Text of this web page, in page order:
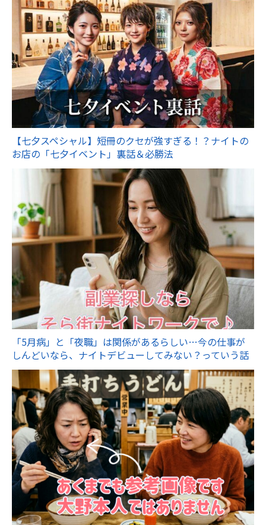
【七夕スペシャル】短冊のクセが強すぎる！？ナイトの
お店の「七夕イベント」裏話＆必勝法
「5月病」と「夜職」は関係があるらしい…今の仕事が
しんどいなら、ナイトデビューしてみない？っていう話